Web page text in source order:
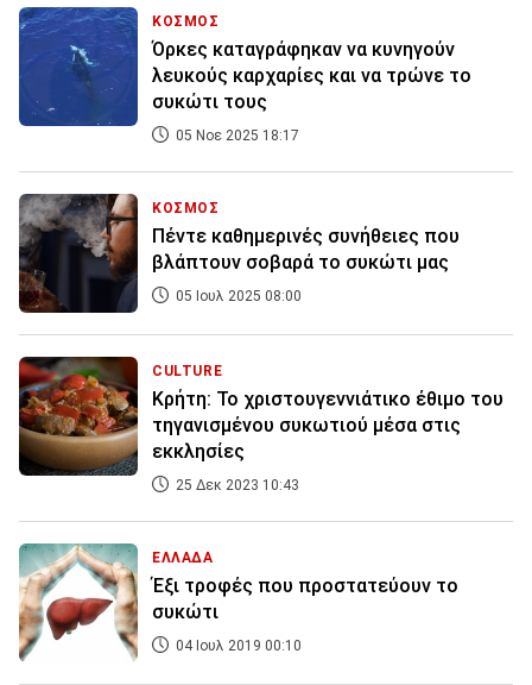
ΚΟΣΜΟΣ
Όρκες καταγράφηκαν να κυνηγούν
λευκούς καρχαρίες και να τρώνε το
συκώτι τους
05 Νοε 2025 18:17
ΚΟΣΜΟΣ
Πέντε καθημερινές συνήθειες που
βλάπτουν σοβαρά το συκώτι μας
05 Ιουλ 2025 08:00
CULTURE
Κρήτη: Το χριστουγεννιάτικο έθιμο του
τηγανισμένου συκωτιού μέσα στις
εκκλησίες
25 Δεκ 2023 10:43
ΕΛΛΑΔΑ
Έξι τροφές που προστατεύουν το
συκώτι
04 Ιουλ 2019 00:10